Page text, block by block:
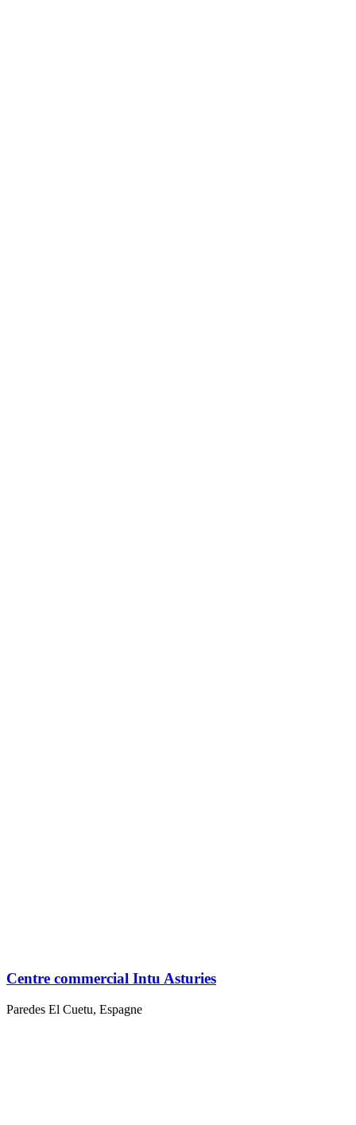
Centre commercial Intu Asturies
Paredes El Cuetu, Espagne